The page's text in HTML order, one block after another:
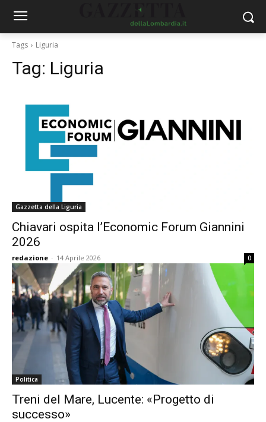
Tags Liguria
Tag: Liguria
Gazzetta della Liguria
Chiavari ospita l’Economic Forum Giannini
2026
redazione - 14 Aprile 2026 0
Politica
Treni del Mare, Lucente: «Progetto di
successo»